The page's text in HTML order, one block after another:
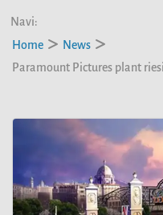
Navi:
Home
News
Paramount Pictures plant